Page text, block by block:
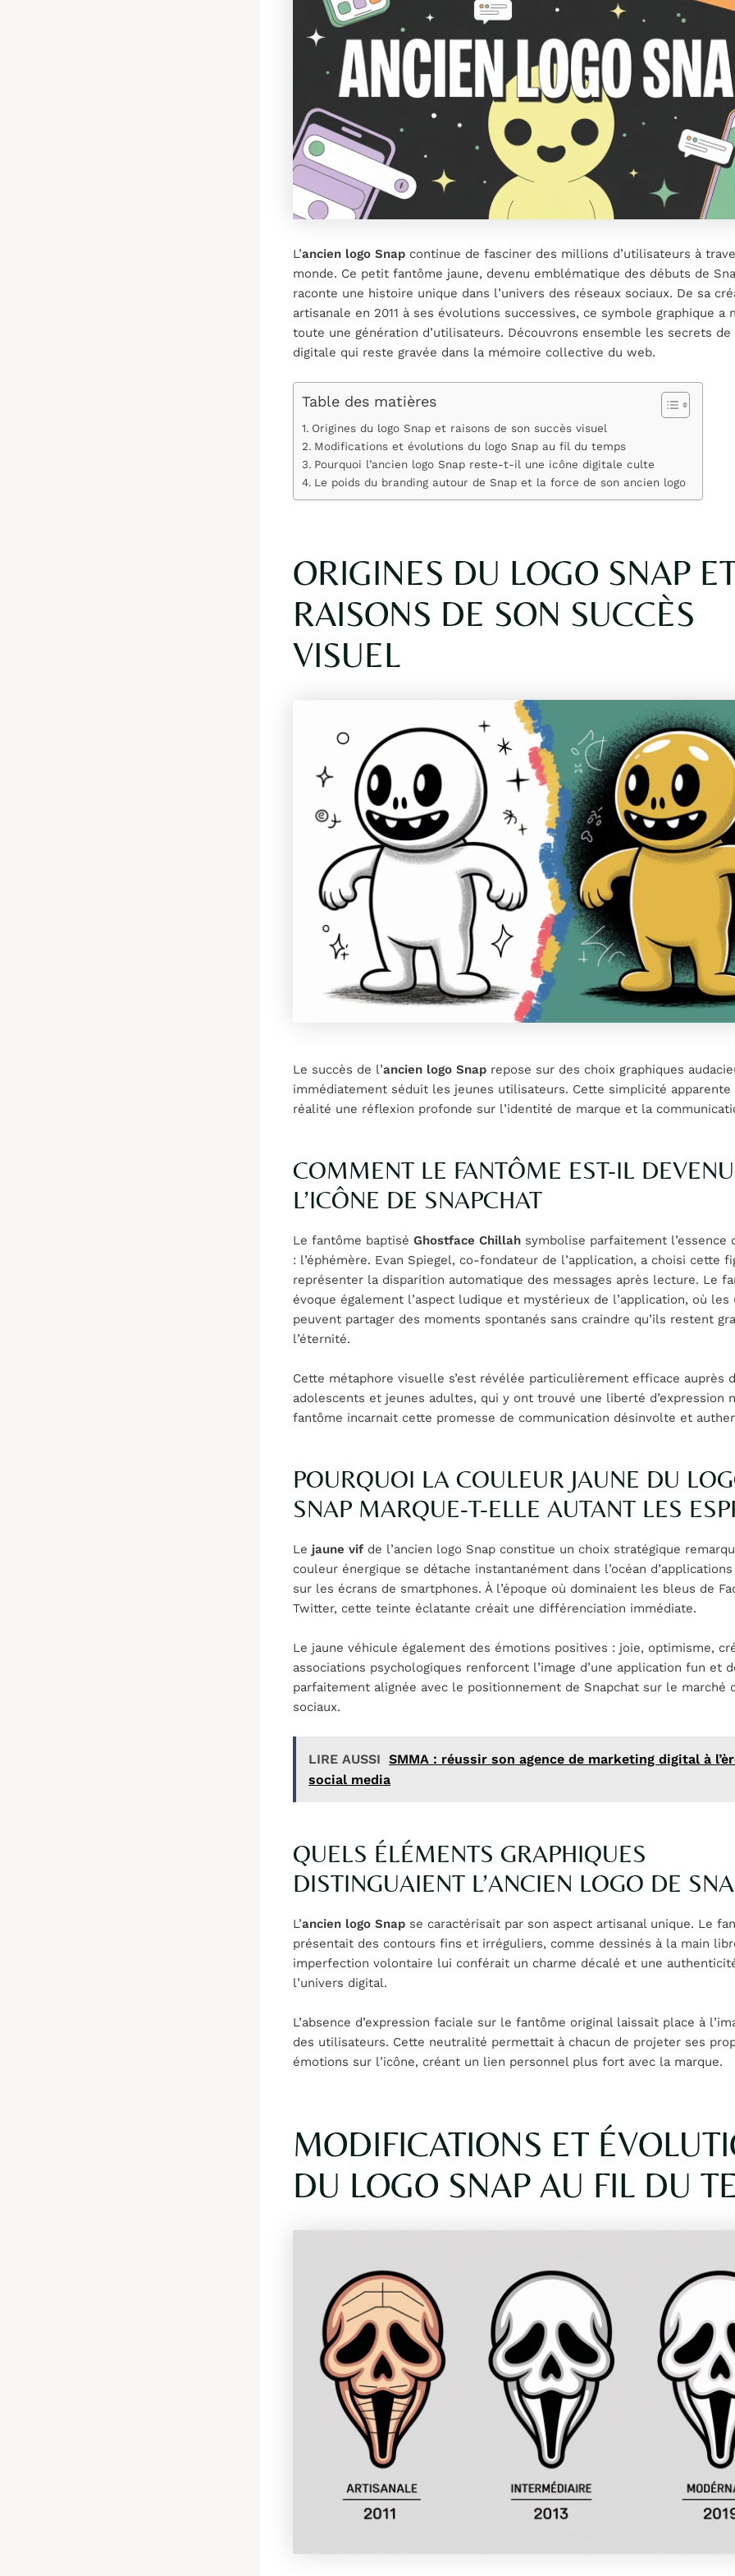
L’ancien logo Snap continue de fasciner des millions d’utilisateurs à
monde. Ce petit fantôme jaune, devenu emblématique des débuts de
raconte une histoire unique dans l’univers des réseaux sociaux. De sa
artisanale en 2011 à ses évolutions successives, ce symbole graphique a
toute une génération d’utilisateurs. Découvrons ensemble les secrets
digitale qui reste gravée dans la mémoire collective du web.
Table des matières
Origines du logo Snap et raisons de son succès visuel
Modifications et évolutions du logo Snap au fil du temps
Pourquoi l’ancien logo Snap reste-t-il une icône digitale culte
Le poids du branding autour de Snap et la force de son ancien logo
ORIGINES DU LOGO SNAP
RAISONS DE SON SUCCÈS
VISUEL
Le succès de l’ancien logo Snap repose sur des choix graphiques
immédiatement séduit les jeunes utilisateurs. Cette simplicité apparente
réalité une réflexion profonde sur l’identité de marque et la
COMMENT LE FANTÔME EST-IL DEVENU
L’ICÔNE DE SNAPCHAT
Le fantôme baptisé Ghostface Chillah symbolise parfaitement l’essence
: l’éphémère. Evan Spiegel, co-fondateur de l’application, a choisi cette
représenter la disparition automatique des messages après lecture. Le
évoque également l’aspect ludique et mystérieux de l’application, où
peuvent partager des moments spontanés sans craindre qu’ils restent
l’éternité.
Cette métaphore visuelle s’est révélée particulièrement efficace auprès
adolescents et jeunes adultes, qui y ont trouvé une liberté d’expression
fantôme incarnait cette promesse de communication désinvolte et
POURQUOI LA COULEUR JAUNE DU
SNAP MARQUE-T-ELLE AUTANT LES
Le jaune vif de l’ancien logo Snap constitue un choix stratégique
couleur énergique se détache instantanément dans l’océan
sur les écrans de smartphones. À l’époque où dominaient les bleus de
Twitter, cette teinte éclatante créait une différenciation immédiate.
Le jaune véhicule également des émotions positives : joie, optimisme,
associations psychologiques renforcent l’image d’une application fun et
parfaitement alignée avec le positionnement de Snapchat sur le marché
sociaux.
LIRE AUSSI SMMA : réussir son agence de marketing digital à
social media
QUELS ÉLÉMENTS GRAPHIQUES
DISTINGUAIENT L’ANCIEN LOGO DE
L’ancien logo Snap se caractérisait par son aspect artisanal unique. Le
présentait des contours fins et irréguliers, comme dessinés à la main
imperfection volontaire lui conférait un charme décalé et une
l’univers digital.
L’absence d’expression faciale sur le fantôme original laissait place à
des utilisateurs. Cette neutralité permettait à chacun de projeter ses
émotions sur l’icône, créant un lien personnel plus fort avec la marque.
MODIFICATIONS ET
DU LOGO SNAP AU FIL DU